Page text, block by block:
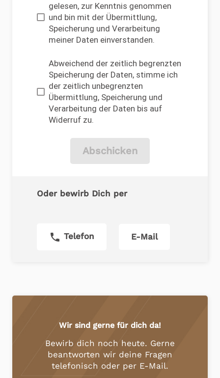
gelesen, zur Kenntnis genommen
und bin mit der Übermittlung,
Speicherung und Verarbeitung
meiner Daten einverstanden.
Abweichend der zeitlich begrenzten
Speicherung der Daten, stimme ich
der zeitlich unbegrenzten
Übermittlung, Speicherung und
Verarbeitung der Daten bis auf
Widerruf zu.
Abschicken
Oder bewirb Dich per
phone Telefon E-Mail
Wir sind gerne für dich da!
Bewirb dich noch heute. Gerne
beantworten wir deine Fragen
telefonisch oder per E-Mail.